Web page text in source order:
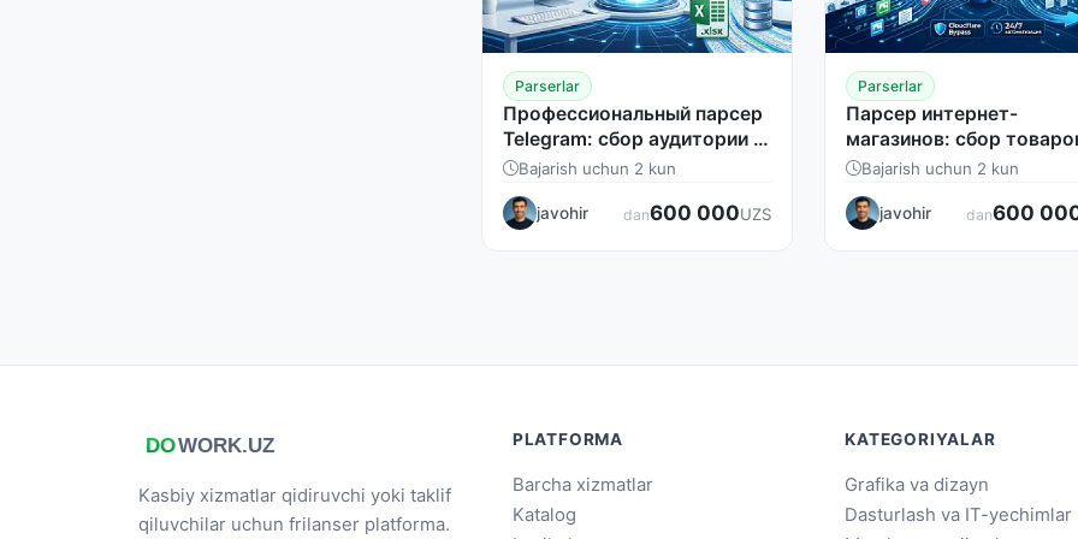
Parserlar
Профессиональный парсер
Telegram: сбор аудитории и
контента под ключ
Bajarish uchun 2 kun
javohir dan600 000UZS
Parserlar
Парсер интернет-
магазинов: сбор
цен и фото в Excel и CSV
Bajarish uchun 2 kun
javohir dan600
Kasbiy xizmatlar qidiruvchi yoki taklif
qiluvchilar uchun frilanser platforma.
PLATFORMA
Barcha xizmatlar
Katalog
KATEGORIYALAR
Grafika va dizayn
Dasturlash va IT-yechimlar